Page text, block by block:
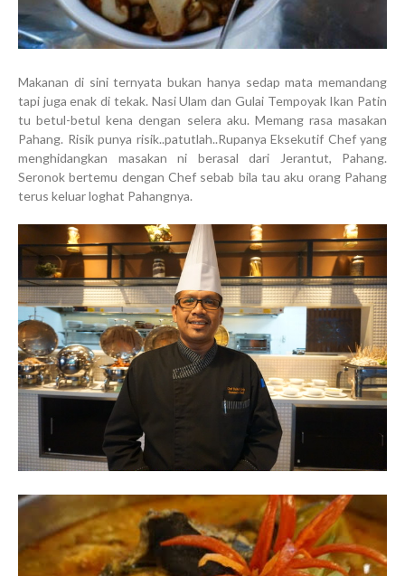
Makanan di sini ternyata bukan hanya sedap mata memandang
tapi juga enak di tekak. Nasi Ulam dan Gulai Tempoyak Ikan Patin
tu betul-betul kena dengan selera aku. Memang rasa masakan
Pahang. Risik punya risik..patutlah..Rupanya Eksekutif Chef yang
menghidangkan masakan ni berasal dari Jerantut, Pahang.
Seronok bertemu dengan Chef sebab bila tau aku orang Pahang
terus keluar loghat Pahangnya.